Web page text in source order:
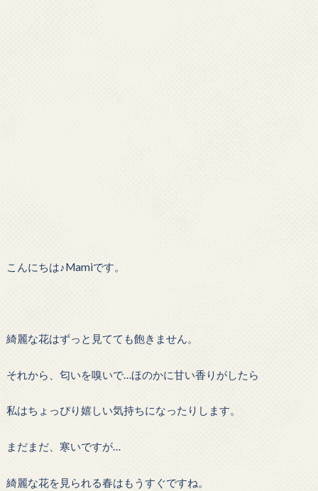
こんにちは♪Mamiです。
綺麗な花はずっと見てても飽きません。
それから、匂いを嗅いで…ほのかに甘い香りがしたら
私はちょっぴり嬉しい気持ちになったりします。
まだまだ、寒いですが…
綺麗な花を見られる春はもうすぐですね。